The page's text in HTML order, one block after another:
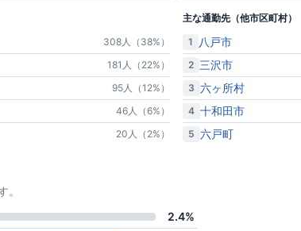
308人（38%）
181人（22%）
95人（12%）
46人（6%）
20人（2%）
主な通勤先（他市区町村）
1
八戸市
2 三沢市
3 六ヶ所村
4 十和田市
5 六戸町
。
2.4%